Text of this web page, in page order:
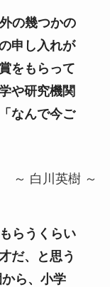
の幾つかの
申し入れが
をもらって
や研究機関
なんで今ご
～ 白川英樹 ～
らうくらい
だ、と思う
ら、小学